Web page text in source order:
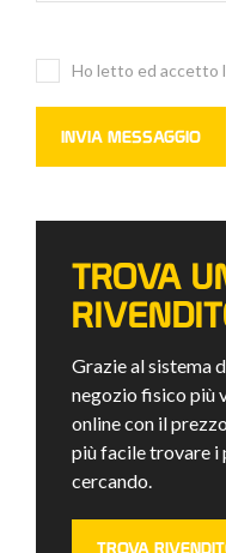
Ho letto ed accetto
TROVA
Grazie al sistema
negozio fisico più
online con il
più facile trovare i
cercando.
TROVA